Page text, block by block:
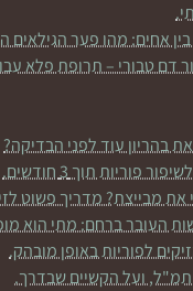
אחים: מהו פער הגילאים
דם טבורי – תרופת פלא
בהריון עוד לפני הבדיקה?
פוריות תוך 3 חודשים.
מבייצת? מדריך פשוט
העובר ברחם: מתי הוא
ועל הקשיים שבדרך.